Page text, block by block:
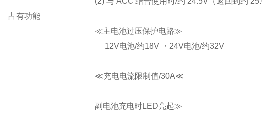
占有功能
≪主电池过压保护电路≫
12V电池/约18V ・24V电池/约32V
≪充电电流限制值/30A≪
副电池充电时LED亮起≫